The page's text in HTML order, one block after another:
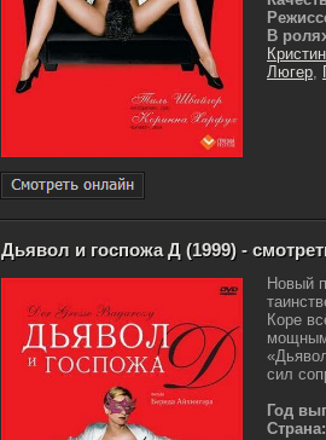
В
Люгер,
Дьявол и госпожа Д (1999) -
Новый
Коре
сил
Год
Страна: